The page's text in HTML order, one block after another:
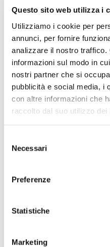
Questo sito web utilizza i
Utilizziamo i cookie per
annunci, per fornire
analizzare il nostro traffico.
informazioni sul modo in
nostri partner che si
pubblicità e social media, i
con altre informazioni che
raccolto dal suo utilizzo dei
delNecessari
Preferenze
Statistiche
Marketing
Elenco operatori
Codice Fiscale:
Procedura di scelta:
Affidamento ai sensi
Aziendale per Lavori
comma 7 d.lgs. 163/
Aggiudicatario Nome:
Importo
Tempi di
Importo Liquidato: